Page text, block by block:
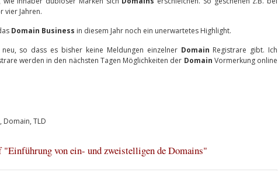
vier Jahren.
Domain Business in diesem Jahr noch ein unerwartetes Highlight.
so dass es bisher keine Meldungen einzelner Domain Registrare gibt. Ich
werden in den nächsten Tagen Möglichkeiten der Domain Vormerkung online
, Domain, TLD
"Einführung von ein- und zweistelligen de Domains"